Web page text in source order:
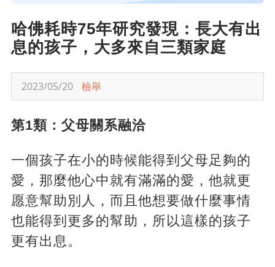
哈佛耗時75年研究發現：長大有出
息的孩子，大多來自三類家庭
2023/05/20 檢舉
第1類：父母關系融洽
一個孩子在小的時候能得到父母足夠的
愛，那麼他心中就有滿滿的愛，他就更
愿意幫助別人，而且他想要做什麼事情
也能得到更多的幫助，所以這樣的孩子
更有出息。